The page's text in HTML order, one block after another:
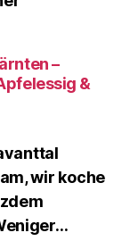
–
&
wir koche